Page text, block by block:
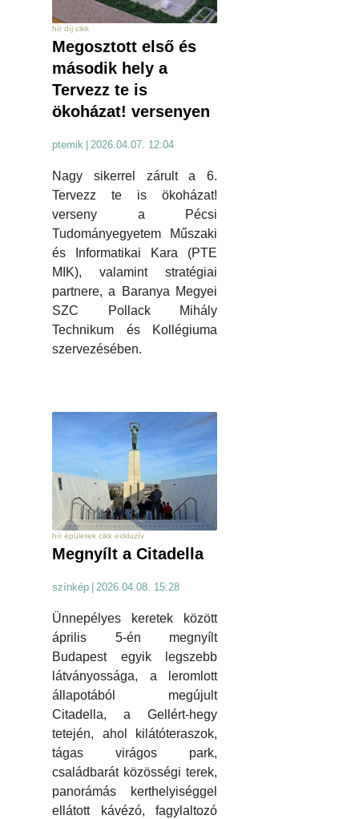
hír díj cikk
Megosztott első és
második hely a
Tervezz te is
ökoházat! versenyen
ptemik | 2026.04.07. 12:04
Nagy sikerrel zárult a 6.
Tervezz te is ökoházat!
verseny a Pécsi
Tudományegyetem Műszaki
és Informatikai Kara (PTE
MIK), valamint stratégiai
partnere, a Baranya Megyei
SZC Pollack Mihály
Technikum és Kollégiuma
szervezésében.
hír épületek cikk exkluzív
Megnyílt a Citadella
színkép 2026.04.08. 15:28
Ünnepélyes keretek között
április 5-én megnyílt
Budapest egyik legszebb
látványossága, a leromlott
állapotából megújult
Citadella, a Gellért-hegy
tetején, ahol kilátóteraszok,
tágas virágos park,
családbarát közösségi terek,
panorámás kerthelyiséggel
ellátott kávézó, fagylaltozó